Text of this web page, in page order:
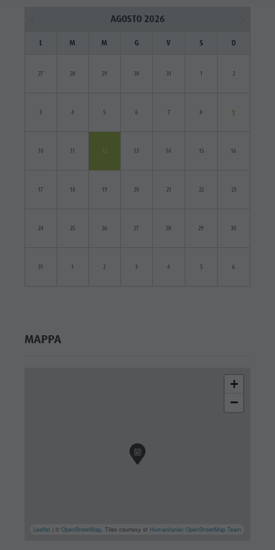
AGOSTO 2026
L M M G V S D
27 28 29 30 31 1 2
3 4 5 6 7 8 9
10 11 12 13 14 15 16
17 18 19 20 21 22 23
24 25 26 27 28 29 30
31 1 2 3 4 5 6
MAPPA
+
−
Leaflet | ©OpenStreetMap , Tiles courtesy of Humanitarian OpenStreetMap Team